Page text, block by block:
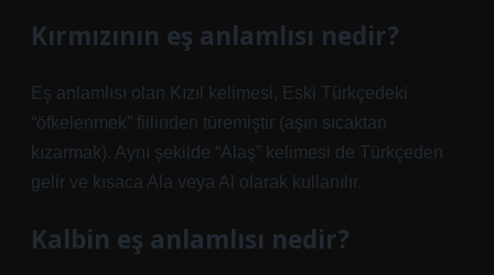
Kırmızının eş anlamlısı nedir?
Eş anlamlısı olan Kızıl kelimesi, Eski Türkçedeki
“öfkelenmek” fiilinden türemiştir (aşırı sıcaktan
kızarmak). Aynı şekilde “Alaş” kelimesi de Türkçeden
gelir ve kısaca Ala veya Al olarak kullanılır.
Kalbin eş anlamlısı nedir?